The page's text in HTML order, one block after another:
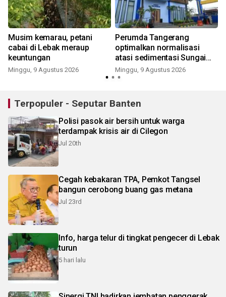
Musim kemarau, petani
cabai di Lebak meraup
keuntungan
Minggu, 9 Agustus 2026
Perumda Tangerang
optimalkan normalisasi
atasi sedimentasi Sungai
Cisadane
Minggu, 9 Agustus 2026
Terpopuler - Seputar Banten
Polisi pasok air bersih untuk warga
terdampak krisis air di Cilegon
Jul 20th
Cegah kebakaran TPA, Pemkot Tangsel
bangun cerobong buang gas metana
Jul 23rd
Info, harga telur di tingkat pengecer di Lebak
turun
5 hari lalu